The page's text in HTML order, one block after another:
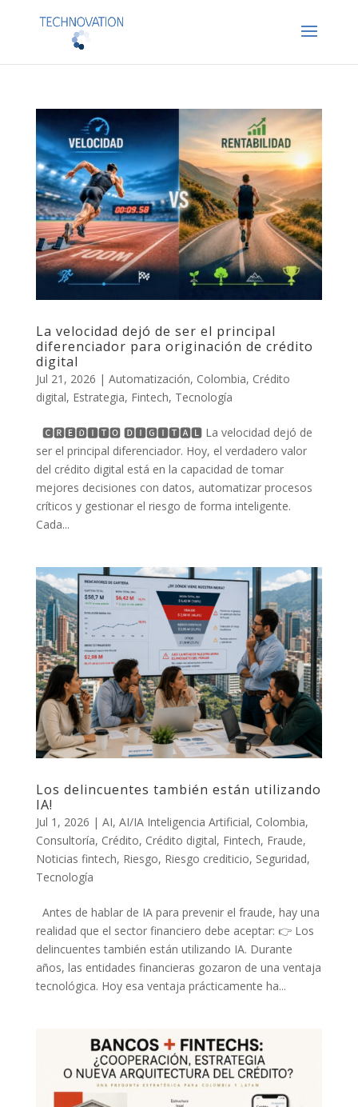
La velocidad dejó de ser el principal
diferenciador para originación de crédito
digital
Jul 21, 2026 | Automatización, Colombia, Crédito
digital, Estrategia, Fintech, Tecnología
🅲🆁🅴́🅳🅸🆃🅾 🅳🅸🅶🅸🆃🅰🅻 La velocidad dejó de
ser el principal diferenciador. Hoy, el verdadero valor
del crédito digital está en la capacidad de tomar
mejores decisiones con datos, automatizar procesos
críticos y gestionar el riesgo de forma inteligente.
Cada...
Los delincuentes también están utilizando
IA!
Jul 1, 2026 | AI, AI/IA Inteligencia Artificial, Colombia,
Consultoría, Crédito, Crédito digital, Fintech, Fraude,
Noticias fintech, Riesgo, Riesgo crediticio, Seguridad,
Tecnología
Antes de hablar de IA para prevenir el fraude, hay una
realidad que el sector financiero debe aceptar: 👉 Los
delincuentes también están utilizando IA. Durante
años, las entidades financieras gozaron de una ventaja
tecnológica. Hoy esa ventaja prácticamente ha...